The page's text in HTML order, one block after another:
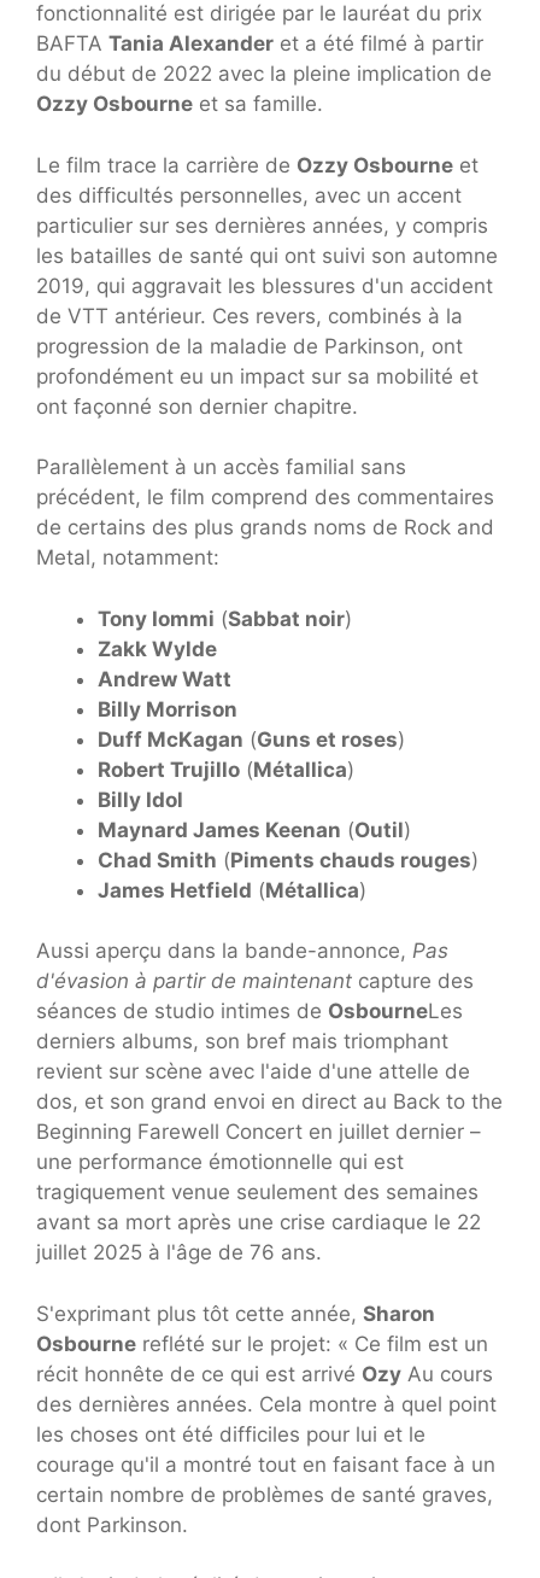
fonctionnalité est dirigée par le lauréat du prix
BAFTA Tania Alexander et a été filmé à partir
du début de 2022 avec la pleine implication de
Ozzy Osbourne et sa famille.
Le film trace la carrière de Ozzy Osbourne et
des difficultés personnelles, avec un accent
particulier sur ses dernières années, y compris
les batailles de santé qui ont suivi son automne
2019, qui aggravait les blessures d'un accident
de VTT antérieur. Ces revers, combinés à la
progression de la maladie de Parkinson, ont
profondément eu un impact sur sa mobilité et
ont façonné son dernier chapitre.
Parallèlement à un accès familial sans
précédent, le film comprend des commentaires
de certains des plus grands noms de Rock and
Metal, notamment:
Tony Iommi (Sabbat noir)
Zakk Wylde
Andrew Watt
Billy Morrison
Duff McKagan (Guns et roses)
Robert Trujillo (Métallica)
Billy Idol
Maynard James Keenan (Outil)
Chad Smith (Piments chauds rouges)
James Hetfield (Métallica)
Aussi aperçu dans la bande-annonce, Pas
d'évasion à partir de maintenant capture des
séances de studio intimes de OsbourneLes
derniers albums, son bref mais triomphant
revient sur scène avec l'aide d'une attelle de
dos, et son grand envoi en direct au Back to the
Beginning Farewell Concert en juillet dernier –
une performance émotionnelle qui est
tragiquement venue seulement des semaines
avant sa mort après une crise cardiaque le 22
juillet 2025 à l'âge de 76 ans.
S'exprimant plus tôt cette année, Sharon
Osbourne reflété sur le projet: « Ce film est un
récit honnête de ce qui est arrivé Ozy Au cours
des dernières années. Cela montre à quel point
les choses ont été difficiles pour lui et le
courage qu'il a montré tout en faisant face à un
certain nombre de problèmes de santé graves,
dont Parkinson.